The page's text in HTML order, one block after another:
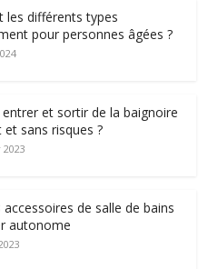
les différents types
pour personnes âgées ?
et sortir de la baignoire
sans risques ?
accessoires de salle de bains
autonome